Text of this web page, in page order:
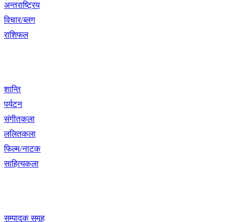
अन्तराष्ट्रिय
विचार/ब्लग
राशिफल
शान्ति
पर्यटन
संगीतकला
ललितकला
फिल्म/नाटक
साहित्यकला
सम्पादक समूह